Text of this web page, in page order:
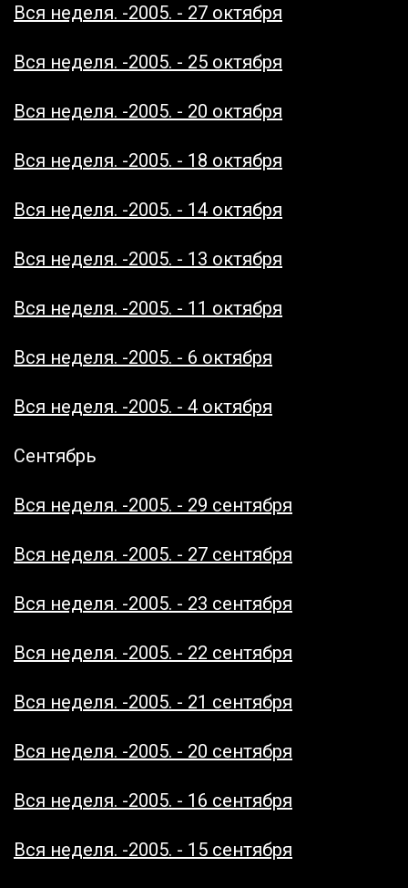
Вся неделя. -2005. - 27 октября
Вся неделя. -2005. - 25 октября
Вся неделя. -2005. - 20 октября
Вся неделя. -2005. - 18 октября
Вся неделя. -2005. - 14 октября
Вся неделя. -2005. - 13 октября
Вся неделя. -2005. - 11 октября
Вся неделя. -2005. - 6 октября
Вся неделя. -2005. - 4 октября
Сентябрь
Вся неделя. -2005. - 29 сентября
Вся неделя. -2005. - 27 сентября
Вся неделя. -2005. - 23 сентября
Вся неделя. -2005. - 22 сентября
Вся неделя. -2005. - 21 сентября
Вся неделя. -2005. - 20 сентября
Вся неделя. -2005. - 16 сентября
Вся неделя. -2005. - 15 сентября